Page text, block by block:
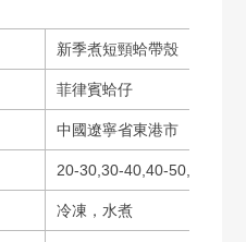
新季煮短頸蛤帶殼
菲律賓蛤仔
中國遼寧省東港市
20-30,30-40,40-50,50-60
冷凍，水煮